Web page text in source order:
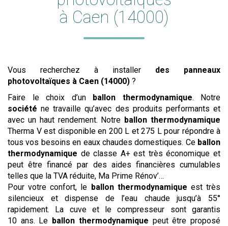
à Caen (14000)
Vous recherchez à installer des panneaux
photovoltaïques à Caen (14000) ?
Faire le choix d’un ballon thermodynamique. Notre
société ne travaille qu’avec des produits performants et
avec un haut rendement. Notre ballon thermodynamique
Therma V est disponible en 200 L et 275 L pour répondre à
tous vos besoins en eaux chaudes domestiques. Ce ballon
thermodynamique de classe A+ est très économique et
peut être financé par des aides financières cumulables
telles que la TVA réduite, Ma Prime Rénov’…
Pour votre confort, le ballon thermodynamique est très
silencieux et dispense de l’eau chaude jusqu’à 55°
rapidement. La cuve et le compresseur sont garantis
10 ans. Le ballon thermodynamique peut être proposé